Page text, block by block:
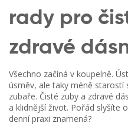
rady pro
zdravé
Všechno začíná v koupelně.
úsměv, ale taky méně starostí
zubaře. Čisté zuby a zdravé
a klidnější život. Pořád slyšíte
denní praxi znamená?